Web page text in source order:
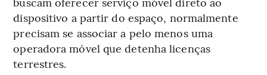
dispositivo a partir do espaço, normalmente
precisam se associar a pelo menos uma
operadora móvel que detenha licenças
terrestres.